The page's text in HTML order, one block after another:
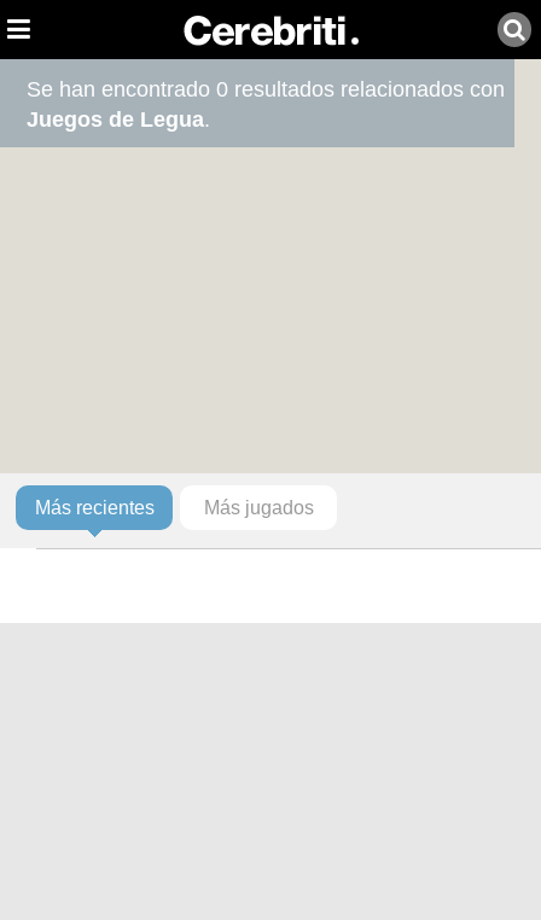
Se han encontrado 0 resultados relacionados con
Juegos de Legua.
Más recientes Más jugados